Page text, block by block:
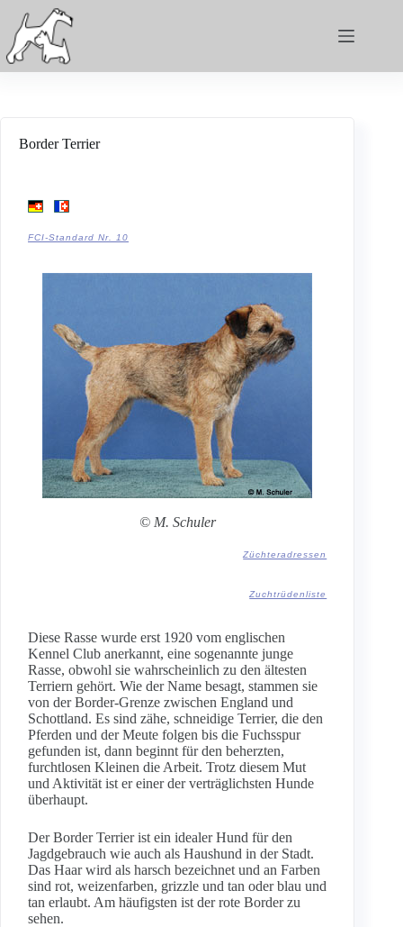
Border Terrier
FCI-Standard Nr. 10
© M. Schuler
Züchteradressen
Zuchtrüdenliste
Diese Rasse wurde erst 1920 vom englischen
Kennel Club anerkannt, eine sogenannte junge
Rasse, obwohl sie wahrscheinlich zu den ältesten
Terriern gehört. Wie der Name besagt, stammen sie
von der Border-Grenze zwischen England und
Schottland. Es sind zähe, schneidige Terrier, die den
Pferden und der Meute folgen bis die Fuchsspur
gefunden ist, dann beginnt für den beherzten,
furchtlosen Kleinen die Arbeit. Trotz diesem Mut
und Aktivität ist er einer der verträglichsten Hunde
überhaupt.
Der Border Terrier ist ein idealer Hund für den
Jagdgebrauch wie auch als Haushund in der Stadt.
Das Haar wird als harsch bezeichnet und an Farben
sind rot, weizenfarben, grizzle und tan oder blau und
tan erlaubt. Am häufigsten ist der rote Border zu
sehen.